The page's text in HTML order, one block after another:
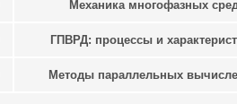
Механика многофазных
ГПВРД: процессы и
Методы параллельных